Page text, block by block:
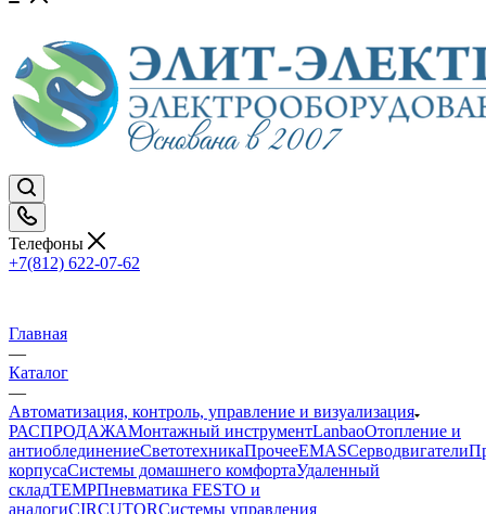
Телефоны
+7(812) 622-07-62
Главная
—
Каталог
—
Автоматизация, контроль, управление и визуализация
РАСПРОДАЖАМонтажный инструментLanbaoОтопление и
антиоблединениеСветотехникаПрочееEMASCерводвигатели
корпусаСистемы домашнего комфортаУдаленный
складTEMPПневматика FESTO и
аналогиCIRCUTORСистемы управления